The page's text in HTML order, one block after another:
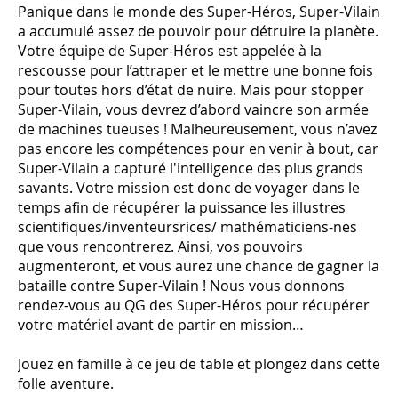
Panique dans le monde des Super-Héros, Super-Vilain
a accumulé assez de pouvoir pour détruire la planète.
Votre équipe de Super-Héros est appelée à la
rescousse pour l’attraper et le mettre une bonne fois
pour toutes hors d’état de nuire. Mais pour stopper
Super-Vilain, vous devrez d’abord vaincre son armée
de machines tueuses ! Malheureusement, vous n’avez
pas encore les compétences pour en venir à bout, car
Super-Vilain a capturé l'intelligence des plus grands
savants. Votre mission est donc de voyager dans le
temps afin de récupérer la puissance les illustres
scientifiques/inventeursrices/ mathématiciens-nes
que vous rencontrerez. Ainsi, vos pouvoirs
augmenteront, et vous aurez une chance de gagner la
bataille contre Super-Vilain ! Nous vous donnons
rendez-vous au QG des Super-Héros pour récupérer
votre matériel avant de partir en mission…
Jouez en famille à ce jeu de table et plongez dans cette
folle aventure.